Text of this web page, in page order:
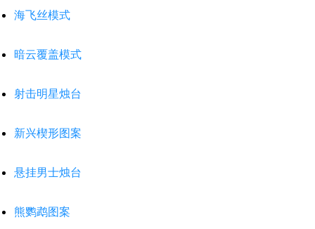
海飞丝模式
暗云覆盖模式
射击明星烛台
新兴楔形图案
悬挂男士烛台
熊鹦鹉图案